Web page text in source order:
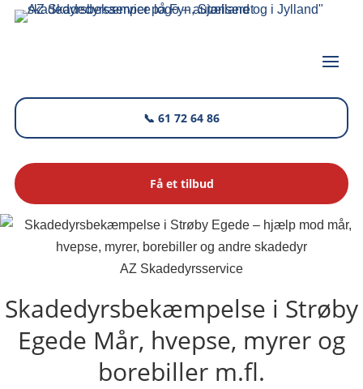
📞 61 72 64 86
Få et tilbud
AZ Skadedyrsservice
Skadedyrsbekæmpelse i Strøby
Egede Mår, hvepse, myrer og
borebiller m.fl.